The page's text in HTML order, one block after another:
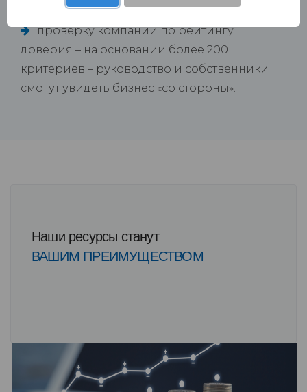
проверки по 12 критериям ФНС РФ;
проверку компании по рейтингу
доверия – на основании более 200
критериев – руководство и собственники
смогут увидеть бизнес «со стороны».
Наши ресурсы станут
ВАШИМ ПРЕИМУЩЕСТВОМ